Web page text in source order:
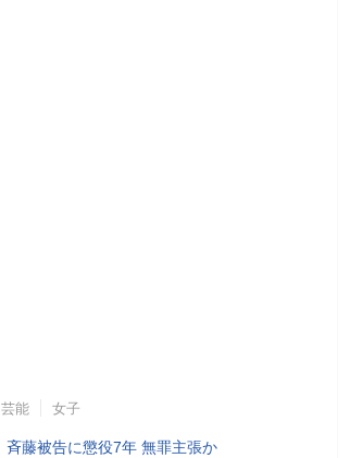
芸能 女子
斉藤被告に懲役7年 無罪主張か